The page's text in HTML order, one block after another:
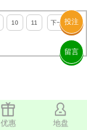
优惠 地盘
投注
留言
10 11 下一页